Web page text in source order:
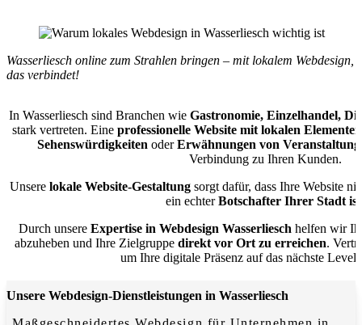
Wasserliesch online zum Strahlen bringen – mit lokalem Webdesign,
das verbindet!
In Wasserliesch sind Branchen wie Gastronomie, Einzelhandel,
stark vertreten. Eine professionelle Website mit lokalen Elementen
Sehenswürdigkeiten oderErwähnungen von
Verbindung zu Ihren Kunden.
Unsere lokale Website-Gestaltungsorgt dafür, dass Ihre Website
ein echterBotschafter Ihrer Stadt ist
Durch unsere Expertise in Webdesign Wasserliesch helfen wir
abzuheben und Ihre Zielgruppe direkt vor Ort zu erreichen.
um Ihre digitale Präsenz auf das nächste Level
Unsere Webdesign-Dienstleistungen in Wasserliesch